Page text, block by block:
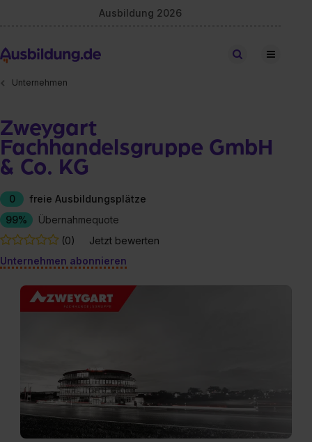
Ausbildung 2026
Stellen finden
Unternehmen
Zweygart
Fachhandelsgruppe GmbH
& Co. KG
0
freie Ausbildungsplätze
99%
Übernahmequote
(0)
Jetzt bewerten
Unternehmen abonnieren